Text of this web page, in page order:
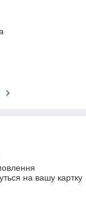
на вашу картку